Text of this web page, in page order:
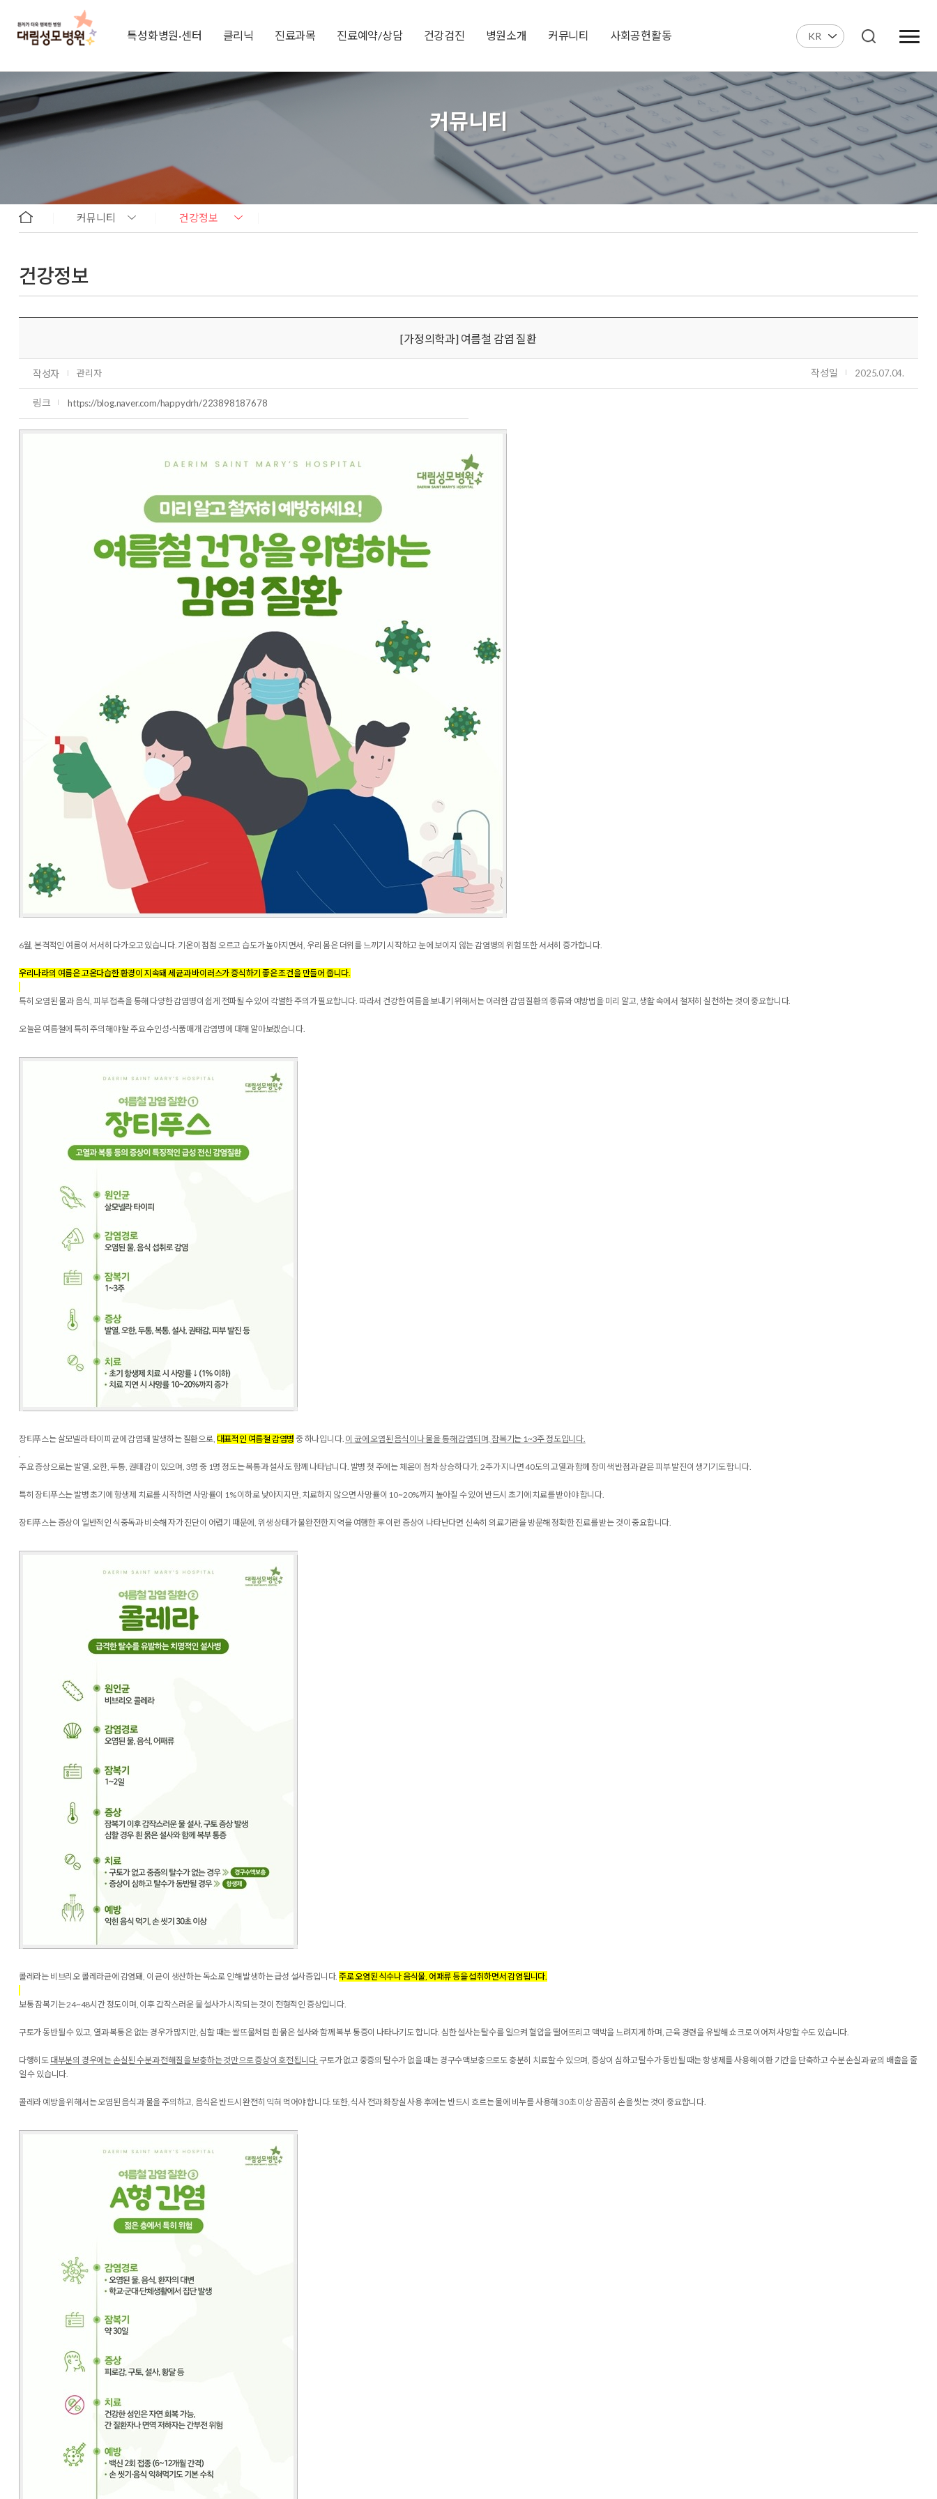
특성화병원·센터 클리닉 진료과목 진료예약/상담 건강검진 병원소개 커뮤니티 사회공헌활동 KR
커뮤니티
커뮤니티 건강정보
건강정보
[가정의학과] 여름철 감염 질환
작성자 관리자 작성일 2025.07.04.
링크 https://blog.naver.com/happydrh/223898187678
6월, 본격적인 여름이 서서히 다가오고 있습니다. 기온이 점점 오르고 습도가 높아지면서, 우리 몸은 더위를 느끼기 시작하고 눈에 보이지 않는 감염병의 위험 또한 서서히 증가합니다.
우리나라의 여름은 고온다습한 환경이 지속돼 세균과 바이러스가 증식하기 좋은 조건을 만들어 줍니다.
특히 오염된 물과 음식, 피부 접촉을 통해 다양한 감염병이 쉽게 전파될 수 있어 각별한 주의가 필요합니다. 따라서 건강한 여름을 보내기 위해서는 이러한 감염 질환의 종류와 예방법을 미리 알고, 생활 속에서 철저히 실천하는 것이 중요합니다.
오늘은 여름철에 특히 주의해야 할 주요 수인성·식품매개 감염병에 대해 알아보겠습니다.
장티푸스는살모넬라 타이피균에 감염돼 발생하는 질환으로, 대표적인 여름철 감염병 중 하나입니다. 이 균에 오염된 음식이나 물을 통해 감염되며, 잠복기는 1~3주 정도입니다.
주요 증상으로는 발열, 오한, 두통, 권태감이 있으며, 3명 중 1명 정도는 복통과 설사도 함께 나타납니다. 발병 첫 주에는 체온이 점차 상승하다가, 2주가 지나면 40도의 고열과 함께 장미색 반점과 같은 피부 발진이 생기기도 합니다.
특히 장티푸스는 발병 초기에 항생제 치료를 시작하면 사망률이 1% 이하로 낮아지지만, 치료하지 않으면 사망률이 10~20%까지 높아질 수 있어 반드시 초기에 치료를 받아야 합니다.
장티푸스는 증상이 일반적인 식중독과 비슷해 자가 진단이 어렵기 때문에, 위생 상태가 불완전한 지역을 여행한 후 이런 증상이 나타난다면 신속히 의료기관을 방문해 정확한 진료를 받는 것이 중요합니다.
콜레라는 비브리오 콜레라균에 감염돼, 이 균이 생산하는 독소로 인해 발생하는 급성 설사증입니다.주로 오염된 식수나 음식물, 어패류 등을 섭취하면서 감염됩니다.
보통 잠복기는 24~48시간 정도이며, 이후 갑작스러운 물 설사가 시작되는 것이 전형적인 증상입니다.
구토가 동반될 수 있고, 열과 복통은 없는 경우가 많지만, 심할 때는 쌀뜨물처럼 흰 묽은 설사와 함께 복부 통증이 나타나기도 합니다. 심한 설사는 탈수를 일으켜 혈압을 떨어뜨리고 맥박을 느려지게 하며, 근육 경련을 유발해 쇼크로 이어져 사망할 수도 있습니다.
다행히도 대부분의 경우에는 손실된 수분과 전해질을 보충하는 것만으로 증상이 호전됩니다. 구토가 없고 중증의 탈수가 없을 때는 경구수액보충으로도 충분히 치료할 수 있으며, 증상이 심하고 탈수가 동반될 때는 항생제를 사용해 이환 기간을 단축하고 수분 손실과 균의 배출을 줄
일 수 있습니다.
콜레라 예방을 위해서는 오염된 음식과 물을 주의하고, 음식은 반드시 완전히 익혀 먹어야 합니다. 또한, 식사 전과 화장실 사용 후에는 반드시 흐르는 물에 비누를 사용해 30초 이상 꼼꼼히 손을 씻는 것이 중요합니다.